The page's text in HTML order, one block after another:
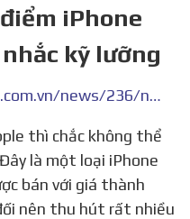
iPhone
kỹ lưỡng
https://www.truesmart.com.vn/news/236/nhung-nhuoc-diem-iphone-lock-ban-nen-can-nhac-ky-luong.html
là một loại iPhone
bán với giá thành
nên thu hút rất nhiều